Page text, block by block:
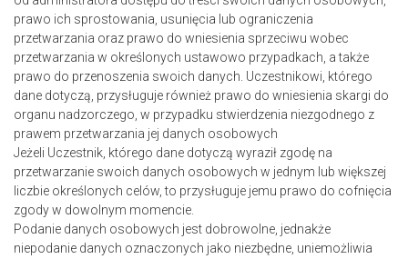
prawo ich sprostowania, usunięcia lub ograniczenia
przetwarzania oraz prawo do wniesienia sprzeciwu wobec
przetwarzania w określonych ustawowo przypadkach, a także
prawo do przenoszenia swoich danych. Uczestnikowi, którego
dane dotyczą, przysługuje również prawo do wniesienia skargi do
organu nadzorczego, w przypadku stwierdzenia niezgodnego z
prawem przetwarzania jej danych osobowych
Jeżeli Uczestnik, którego dane dotyczą wyraził zgodę na
przetwarzanie swoich danych osobowych w jednym lub większej
liczbie określonych celów, to przysługuje jemu prawo do cofnięcia
zgody w dowolnym momencie.
Podanie danych osobowych jest dobrowolne, jednakże
niepodanie danych oznaczonych jako niezbędne, uniemożliwia